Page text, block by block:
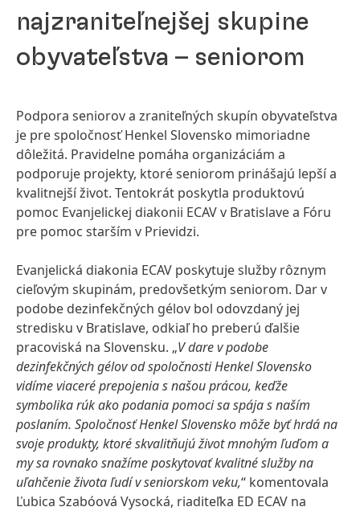
najzraniteľnejšej skupine
obyvateľstva – seniorom
Podpora seniorov a zraniteľných skupín obyvateľstva
je pre spoločnosť Henkel Slovensko mimoriadne
dôležitá. Pravidelne pomáha organizáciám a
podporuje projekty, ktoré seniorom prinášajú lepší a
kvalitnejší život. Tentokrát poskytla produktovú
pomoc Evanjelickej diakonii ECAV v Bratislave a Fóru
pre pomoc starším v Prievidzi.
Evanjelická diakonia ECAV poskytuje služby rôznym
cieľovým skupinám, predovšetkým seniorom. Dar v
podobe dezinfekčných gélov bol odovzdaný jej
stredisku v Bratislave, odkiaľ ho preberú ďalšie
pracoviská na Slovensku. „V dare v podobe
dezinfekčných gélov od spoločnosti Henkel Slovensko
vidíme viaceré prepojenia s našou prácou, keďže
symbolika rúk ako podania pomoci sa spája s naším
poslaním. Spoločnosť Henkel Slovensko môže byť hrdá na
svoje produkty, ktoré skvalitňujú život mnohým ľuďom a
my sa rovnako snažíme poskytovať kvalitné služby na
uľahčenie života ľudí v seniorskom veku,“ komentovala
Ľubica Szabóová Vysocká, riaditeľka ED ECAV na